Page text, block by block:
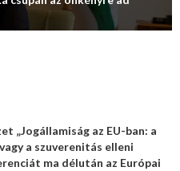
„Jogállamiság az EU-ban: a
a szuverenitás elleni
ma délután az Európai